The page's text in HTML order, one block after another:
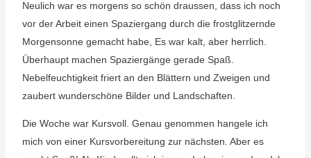
Neulich war es morgens so schön draussen, dass ich noch
vor der Arbeit einen Spaziergang durch die frostglitzernde
Morgensonne gemacht habe, Es war kalt, aber herrlich.
Überhaupt machen Spaziergänge gerade Spaß.
Nebelfeuchtigkeit friert an den Blättern und Zweigen und
zaubert wunderschöne Bilder und Landschaften.
Die Woche war Kursvoll. Genau genommen hangele ich
mich von einer Kursvorbereitung zur nächsten. Aber es